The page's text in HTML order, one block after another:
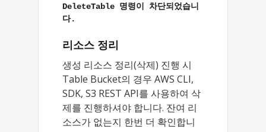
DeleteTable 명령이 차단되었습니
다.
리소스 정리
생성 리소스 정리(삭제) 진행 시
Table Bucket의 경우 AWS CLI,
SDK, S3 REST API를 사용하여 삭
제를 진행하셔야 합니다. 잔여 리
소스가 없는지 한번 더 확인합니